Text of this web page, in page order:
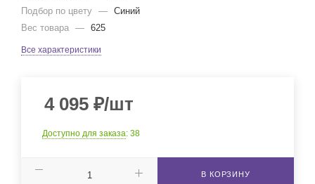
Подбор по цвету — Синий
Вес товара — 625
Все характеристики
4 095 ₽/шт
Доступно для заказа: 38
В КОРЗИНУ